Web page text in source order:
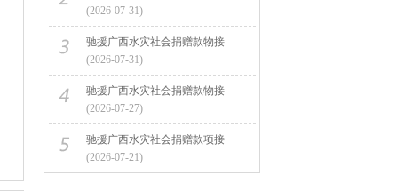
(2026-07-31)
驰援广西水灾社会捐赠款物接
(2026-07-31)
驰援广西水灾社会捐赠款物接
(2026-07-27)
驰援广西水灾社会捐赠款项接
(2026-07-21)